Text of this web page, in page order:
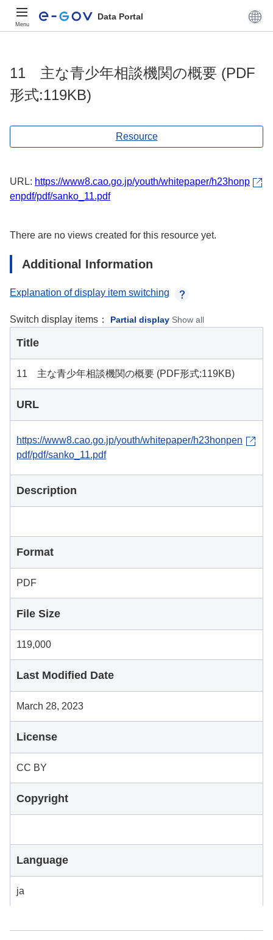
Menu
Data Portal
11 主な青少年相談機関の概要 (PDF
形式:119KB)
Resource
URL: https://www8.cao.go.jp/youth/whitepaper/h23honp
enpdf/pdf/sanko_11.pdf
There are no views created for this resource yet.
Additional Information
Explanation of display item switching
Switch display items： Partial display Show all
Title
11 主な青少年相談機関の概要 (PDF形式:119KB)
URL
https://www8.cao.go.jp/youth/whitepaper/h23honpen
pdf/pdf/sanko_11.pdf
Description
Format
PDF
File Size
119,000
Last Modified Date
March 28, 2023
License
CC BY
Copyright
Language
ja